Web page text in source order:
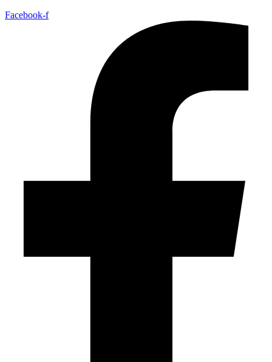
Facebook-f